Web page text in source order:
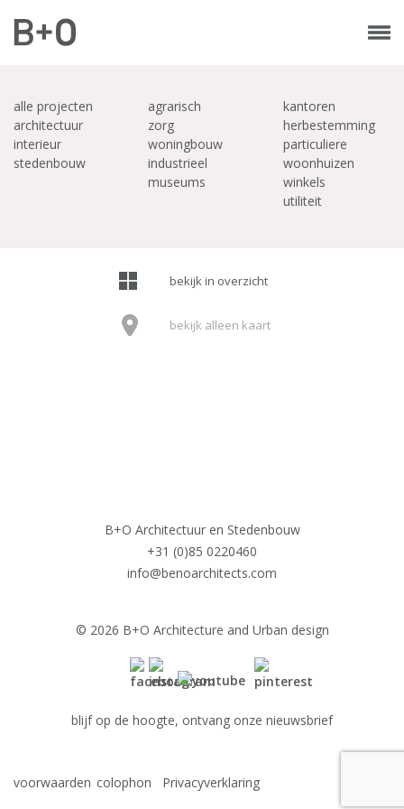
alle projecten
architectuur
interieur
stedenbouw
agrarisch
zorg
woningbouw
industrieel
museums
kantoren
herbestemming
particuliere
woonhuizen
winkels
utiliteit
bekijk in overzicht
bekijk alleen kaart
B+O Architectuur en Stedenbouw
+31 (0)85 0220460
info@benoarchitects.com
© 2026 B+O Architecture and Urban design
blijf op de hoogte, ontvang onze nieuwsbrief
voorwaarden colophon Privacyverklaring